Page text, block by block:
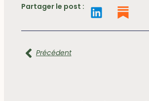
Partager le post :
L
i
n
Précédent